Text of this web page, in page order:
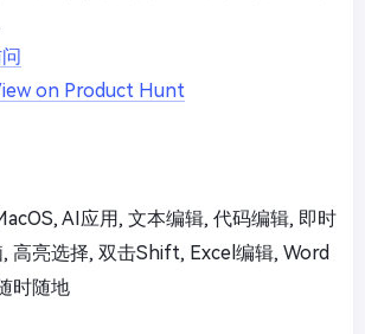
on Product Hunt
AI应用, 文本编辑, 代码编辑, 即时
高亮选择, 双击Shift, Excel编辑, Word
时随地